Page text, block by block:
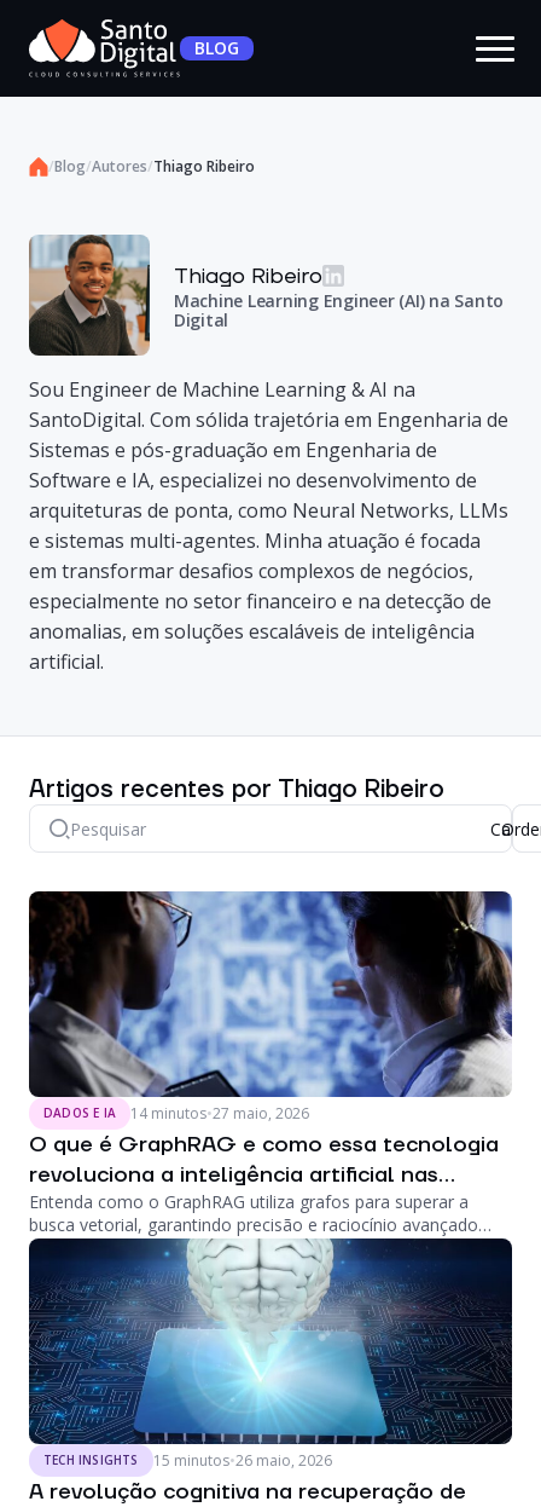
BLOG
/Blog/Autores/Thiago Ribeiro
Thiago Ribeiro
Machine Learning Engineer (AI) na Santo
Digital
Sou Engineer de Machine Learning & AI na
SantoDigital. Com sólida trajetória em Engenharia de
Sistemas e pós-graduação em Engenharia de
Software e IA, especializei no desenvolvimento de
arquiteturas de ponta, como Neural Networks, LLMs
e sistemas multi-agentes. Minha atuação é focada
em transformar desafios complexos de negócios,
especialmente no setor financeiro e na detecção de
anomalias, em soluções escaláveis de inteligência
artificial.
Artigos recentes por Thiago Ribeiro
DADOS E IA 14 minutos•27 maio, 2026
O que é GraphRAG e como essa tecnologia
revoluciona a inteligência artificial nas
empresas
Entenda como o GraphRAG utiliza grafos para superar a
busca vetorial, garantindo precisão e raciocínio avançado
para IAs corporativas.
TECH INSIGHTS 15 minutos•26 maio, 2026
A revolução cognitiva na recuperação de